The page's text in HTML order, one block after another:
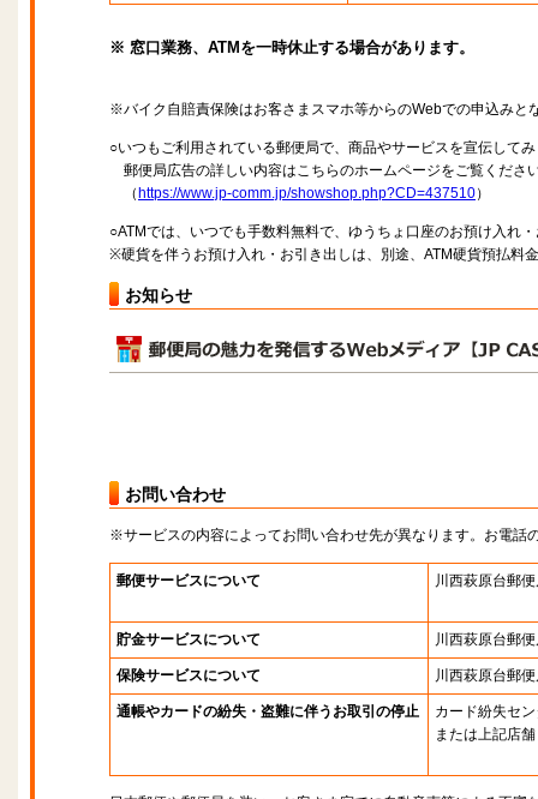
※ 窓口業務、ATMを一時休止する場合があります。
※バイク自賠責保険はお客さまスマホ等からのWebでの申込みと
○いつもご利用されている郵便局で、商品やサービスを宣伝して
郵便局広告の詳しい内容はこちらのホームページをご覧くださ
（ https://www.jp-comm.jp/showshop.php?CD=437510）
○ATMでは、いつでも手数料無料で、ゆうちょ口座のお預け入れ
※硬貨を伴うお預け入れ・お引き出しは、別途、ATM硬貨預払料
お知らせ
お問い合わせ
※サービスの内容によってお問い合わせ先が異なります。お電話
郵便サービスについて 川西萩原台郵
貯金サービスについて 川西萩原台郵
保険サービスについて 川西萩原台郵
通帳やカードの紛失・盗難に伴うお取引の停止
カード紛失セ
または上記店舗